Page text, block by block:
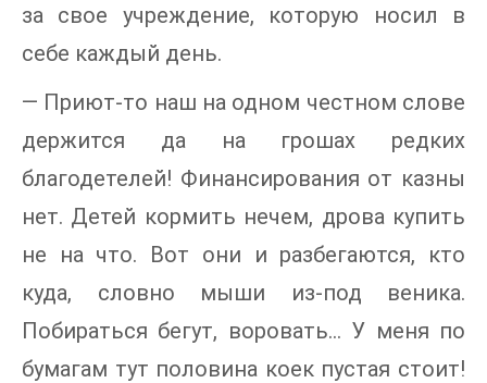
за свое учреждение, которую носил в
себе каждый день.
— Приют-то наш на одном честном слове
держится да на грошах редких
благодетелей! Финансирования от казны
нет. Детей кормить нечем, дрова купить
не на что. Вот они и разбегаются, кто
куда, словно мыши из-под веника.
Побираться бегут, воровать… У меня по
бумагам тут половина коек пустая стоит!